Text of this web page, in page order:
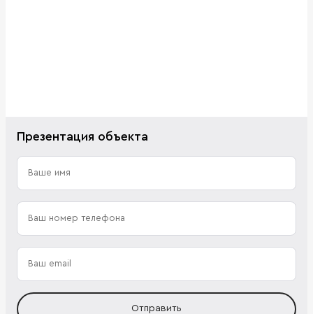
Презентация объекта
Отправить